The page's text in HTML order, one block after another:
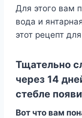
Для этого вам
вода и
этот рецепт
Тщательно
через 14
стебле
Вот что вам